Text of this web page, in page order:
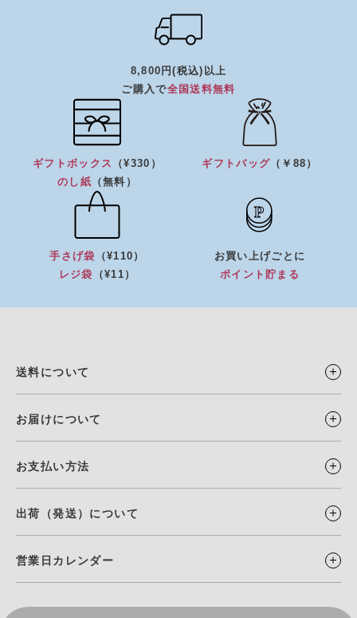
8,800円(税込)以上
ご購入で全国送料無料
ギフトボックス
（¥330）
のし紙 （無料）
ギフトバッグ （￥88）
手さげ袋
（¥110）
レジ袋
（¥11）
お買い上げごとに
ポイント貯まる
送料について
お届けについて
お支払い方法
出荷（発送）について
営業日カレンダー